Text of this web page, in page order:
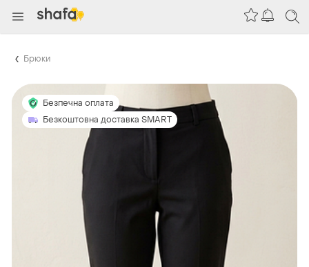
Брюки
Безпечна оплата
Безкоштовна доставка SMART